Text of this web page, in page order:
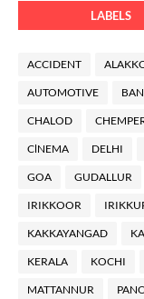
LABELS
ACCIDENT
AUTOMOTIVE
CHALOD
ClNEMA DELHI
GOA GUDALLUR
IRIKKOOR
KAKKAYANGAD
KERALA KOCHI
MATTANNUR